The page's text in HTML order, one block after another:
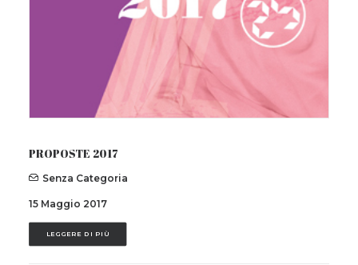
PROPOSTE 2017
Senza Categoria
15 Maggio 2017
LEGGERE DI PIÙ